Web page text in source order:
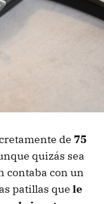
de 75
quizás sea
contaba con un
patillas que le